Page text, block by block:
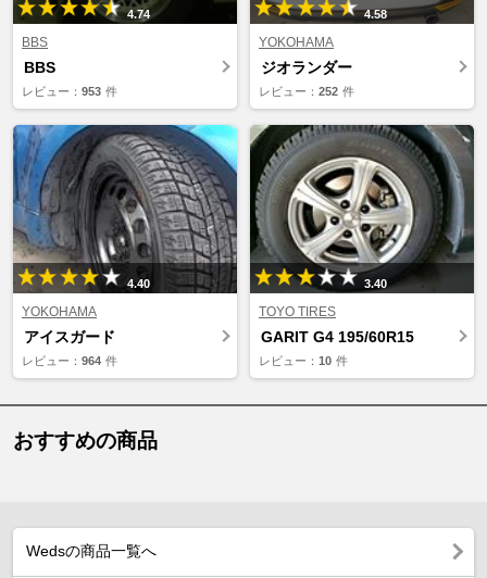
4.74
BBS
BBS
レビュー： 953 件
4.58
YOKOHAMA
ジオランダー
レビュー： 252 件
4.40
YOKOHAMA
アイスガード
レビュー： 964 件
3.40
TOYO TIRES
GARIT G4 195/60R15
レビュー： 10 件
おすすめの商品
Wedsの商品一覧へ